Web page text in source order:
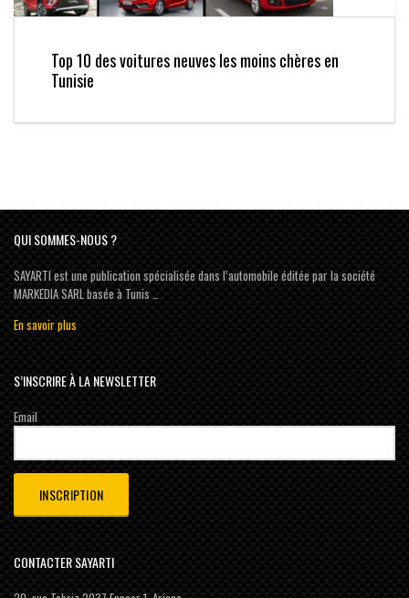
Top 10 des voitures neuves les moins chères en
Tunisie
QUI SOMMES-NOUS ?
SAYARTI est une publication spécialisée dans l’automobile éditée par la société
MARKEDIA SARL basée à Tunis …
En savoir plus
S’INSCRIRE À LA NEWSLETTER
Email
CONTACTER SAYARTI